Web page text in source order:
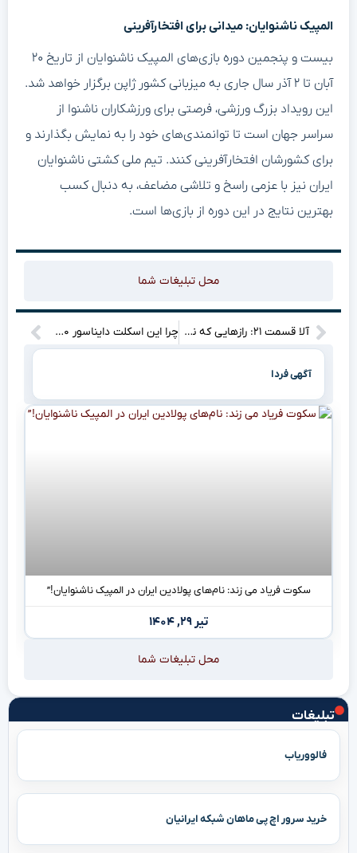
تبلیغات
فالووریاب
خرید سرور اچ پی ماهان شبکه ایرانیان
المپیک ناشنوایان: میدانی برای افتخارآفرینی
بیست و پنجمین دوره بازی‌های المپیک ناشنوایان از تاریخ ۲۰
آبان تا ۲ آذر سال جاری به میزبانی کشور ژاپن برگزار خواهد شد.
این رویداد بزرگ ورزشی، فرصتی برای ورزشکاران ناشنوا از
سراسر جهان است تا توانمندی‌های خود را به نمایش بگذارند و
برای کشورشان افتخارآفرینی کنند. تیم ملی کشتی ناشنوایان
ایران نیز با عزمی راسخ و تلاشی مضاعف، به دنبال کسب
بهترین نتایج در این دوره از بازی‌ها است.
محل تبلیغات شما
آلا قسمت ۲۱: رازهایی که نفس‌تان را بند می‌آورد (دانلود قانونی) چرا این اسکلت دایناسور ۳۰ میلیون دلار فروخته شد؟ راز استخوان‌هایی که از طلا هم ارزشمندترند!
آگهی فردا
سکوت فریاد می زند: نام‌های پولادین ایران در المپیک ناشنوایان!”
تیر ۲۹, ۱۴۰۴
محل تبلیغات شما